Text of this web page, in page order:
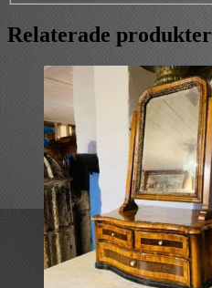
Relaterade produkter